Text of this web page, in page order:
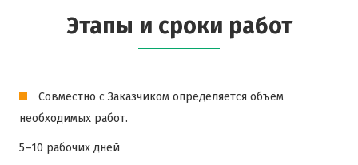
Этапы и сроки работ
Совместно с Заказчиком определяется объём
необходимых работ.
5–10 рабочих дней